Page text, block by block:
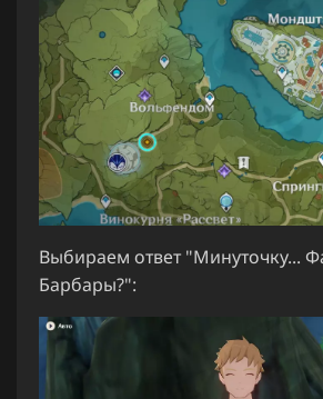
Выбираем ответ "Минуточку...
Барбары?":